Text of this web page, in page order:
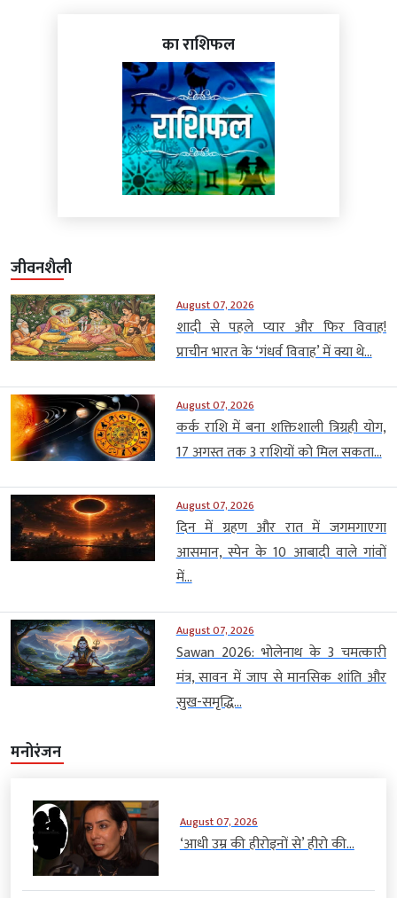
का राशिफल
जीवनशैली
August 07, 2026
शादी से पहले प्यार और फिर विवाह!
प्राचीन भारत के ‘गंधर्व विवाह’ में क्या थे...
August 07, 2026
कर्क राशि में बना शक्तिशाली त्रिग्रही योग,
17 अगस्त तक 3 राशियों को मिल सकता...
August 07, 2026
दिन में ग्रहण और रात में जगमगाएगा
आसमान, स्पेन के 10 आबादी वाले गांवों
में...
August 07, 2026
Sawan 2026: भोलेनाथ के 3 चमत्कारी
मंत्र, सावन में जाप से मानसिक शांति और
सुख-समृद्धि...
मनोरंजन
August 07, 2026
‘आधी उम्र की हीरोइनों से’ हीरो की...